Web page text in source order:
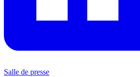
Salle de presse